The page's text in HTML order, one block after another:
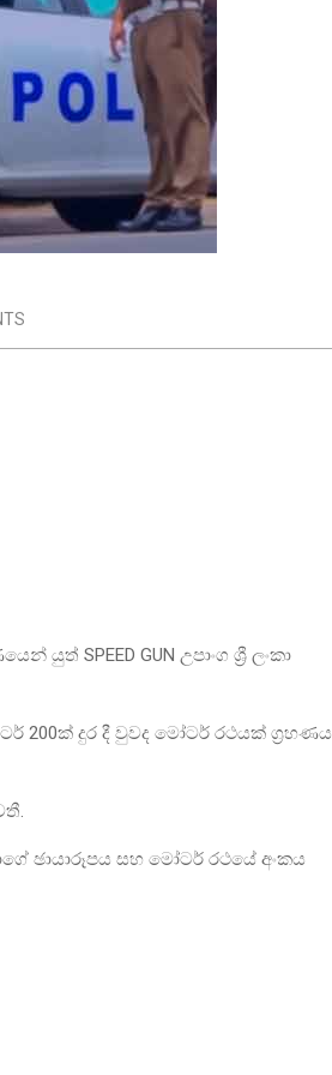
SPEED GUN උපාංග ශ්‍රී ලංකා
200ක් දුර දී වුවද මෝටර් රථයක් ග්‍රහණය
ඡායාරූපය සහ මෝටර් රථයේ අංකය